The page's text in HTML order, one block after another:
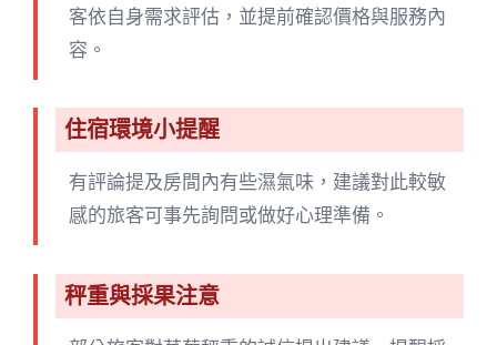
客依自身需求評估，並提前確認價格與服務內
容。
住宿環境小提醒
有評論提及房間內有些濕氣味，建議對此較敏
感的旅客可事先詢問或做好心理準備。
秤重與採果注意